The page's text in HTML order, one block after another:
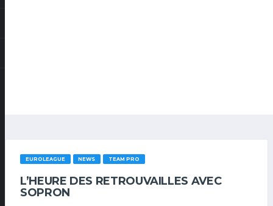
EUROLEAGUE NEWS TEAM PRO
L’HEURE DES RETROUVAILLES AVEC
SOPRON